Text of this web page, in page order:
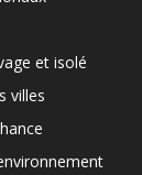
et isolé
villes